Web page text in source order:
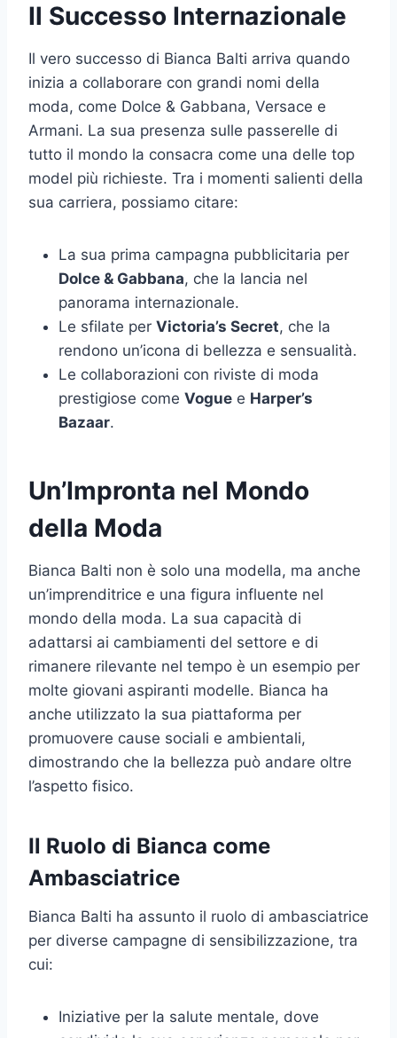
Il Successo Internazionale
Il vero successo di Bianca Balti arriva quando
inizia a collaborare con grandi nomi della
moda, come Dolce & Gabbana, Versace e
Armani. La sua presenza sulle passerelle di
tutto il mondo la consacra come una delle top
model più richieste. Tra i momenti salienti della
sua carriera, possiamo citare:
La sua prima campagna pubblicitaria per
Dolce & Gabbana, che la lancia nel
panorama internazionale.
Le sfilate per Victoria’s Secret, che la
rendono un’icona di bellezza e sensualità.
Le collaborazioni con riviste di moda
prestigiose come Vogue e Harper’s
Bazaar.
Un’Impronta nel Mondo
della Moda
Bianca Balti non è solo una modella, ma anche
un’imprenditrice e una figura influente nel
mondo della moda. La sua capacità di
adattarsi ai cambiamenti del settore e di
rimanere rilevante nel tempo è un esempio per
molte giovani aspiranti modelle. Bianca ha
anche utilizzato la sua piattaforma per
promuovere cause sociali e ambientali,
dimostrando che la bellezza può andare oltre
l’aspetto fisico.
Il Ruolo di Bianca come
Ambasciatrice
Bianca Balti ha assunto il ruolo di ambasciatrice
per diverse campagne di sensibilizzazione, tra
cui:
Iniziative per la salute mentale, dove